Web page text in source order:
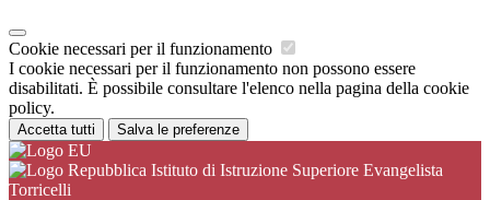
Cookie necessari per il funzionamento
I cookie necessari per il funzionamento non possono essere
disabilitati. È possibile consultare l'elenco nella pagina della cookie
policy.
Accetta tutti Salva le preferenze
Istituto di Istruzione Superiore Evangelista
Torricelli